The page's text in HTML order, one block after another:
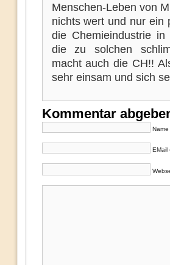
Menschen-Leben von
nichts wert und nur ein
die Chemieindustrie in
die zu solchen
macht auch die CH!!
sehr einsam und sich
Kommentar
Name
EMail